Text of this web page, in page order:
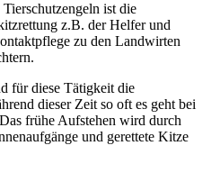
ist die
z.B. der Helfer und
zu den Landwirten
für diese Tätigkeit die
dieser Zeit so oft es geht bei
frühe Aufstehen wird durch
und gerettete Kitze